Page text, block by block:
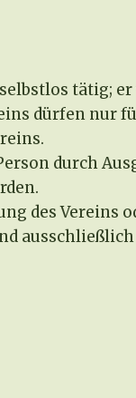
tätig;
dürfen nur
durch
des Vereins
ausschließlich